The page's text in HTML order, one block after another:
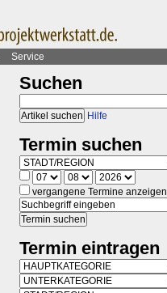
Service
Suchen
Hilfe
Termin suchen
vergangene Termine anzeigen
Termin eintragen